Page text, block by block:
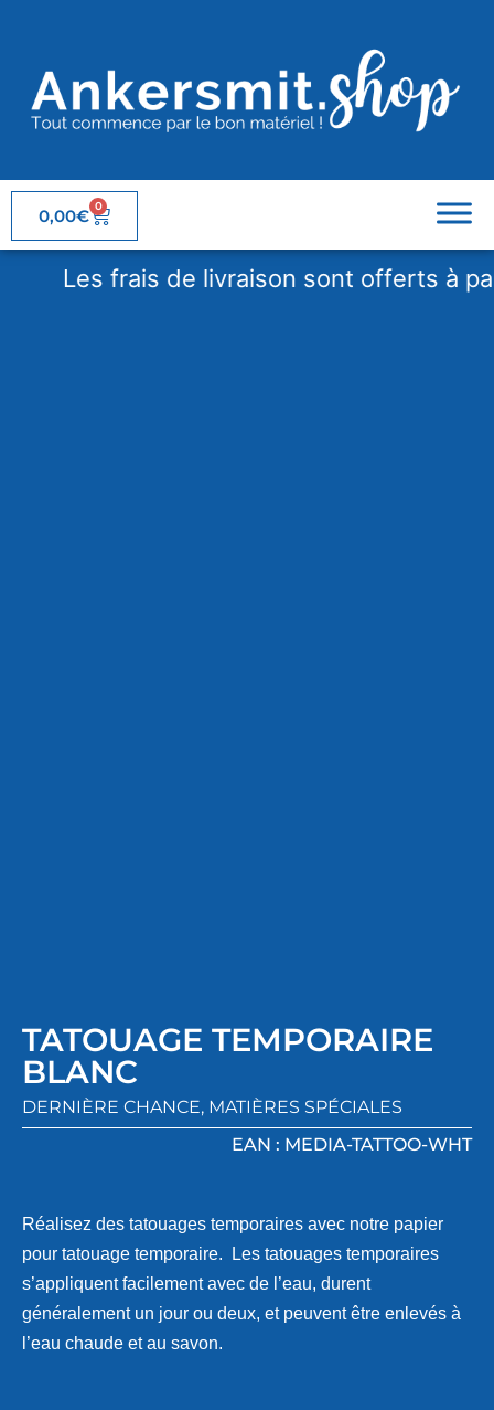
0,00€ 0
Les frais de livraison sont offerts à partir
TATOUAGE TEMPORAIRE
BLANC
DERNIÈRE CHANCE, MATIÈRES SPÉCIALES
EAN : MEDIA-TATTOO-WHT
Réalisez des tatouages temporaires avec notre papier
pour tatouage temporaire. Les tatouages temporaires
s’appliquent facilement avec de l’eau, durent
généralement un jour ou deux, et peuvent être enlevés à
l’eau chaude et au savon.